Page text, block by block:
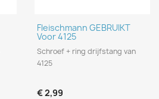
Fleischmann GEBRUIKT
Voor 4125
Schroef + ring drijfstang van
4125
€ 2,99